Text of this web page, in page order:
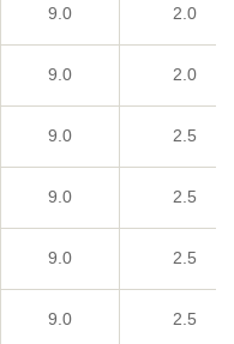
9.0 2.0
9.0 2.0
9.0 2.5
9.0 2.5
9.0 2.5
9.0 2.5